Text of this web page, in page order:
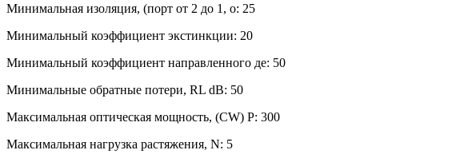
Минимальная изоляция, (порт от 2 до 1, о: 25
Минимальный коэффициент экстинкции: 20
Минимальный коэффициент направленного де: 50
Минимальные обратные потери, RL dB: 50
Максимальная оптическая мощность, (CW) P: 300
Максимальная нагрузка растяжения, N: 5